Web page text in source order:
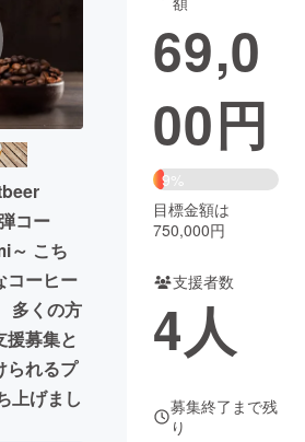
・ガジェット ゲーム・
書籍・雑誌
業 チャレンジ
地域活性化
Good
CAMPFIRE Creation
さと納税machi-ya コミュニティ
コー
～ こち
コーヒー
多くの方
援募集と
られるプ
上げまし
69,0
00円
9%
目標金額は
750,000円
支援者数
4人
募集終了まで残
り